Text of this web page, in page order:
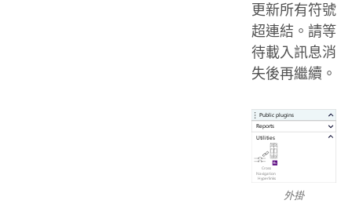
更新所有符號
超連結。請等
待載入訊息消
失後再繼續。
外掛